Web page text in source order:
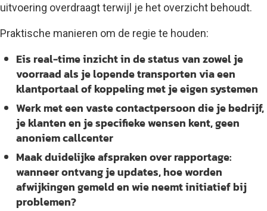
uitvoering overdraagt terwijl je het overzicht behoudt.
Praktische manieren om de regie te houden:
Eis real-time inzichtin de status van zowel je
voorraad als je lopende transporten via een
klantportaal of koppeling met je eigen systemen
Werk met een vaste contactpersoondie je bedrijf,
je klanten en je specifieke wensen kent, geen
anoniem callcenter
Maak duidelijke afspraken over rapportage:
wanneer ontvang je updates, hoe worden
afwijkingen gemeld en wie neemt initiatief bij
problemen?